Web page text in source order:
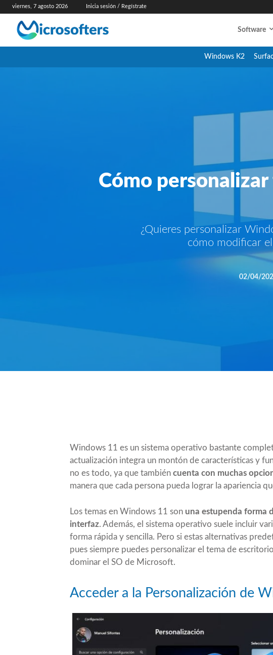
viernes, 7 agosto 2026 Inicia sesión / Regístrate
Software
Windows K2
Cómo
¿Quieres personalizar
cómo modificar
02/04/
Windows 11 es un sistema operativo bastante
actualización integra un montón de características y
no es todo, ya que también cuenta con muchas
manera que cada persona pueda lograr la apariencia
Los temas en Windows 11 son una estupenda forma
interfaz. Además, el sistema operativo suele incluir
forma rápida y sencilla. Pero si estas alternativas
pues siempre puedes personalizar el tema de
dominar el SO de Microsoft.
Acceder a la Personalización de